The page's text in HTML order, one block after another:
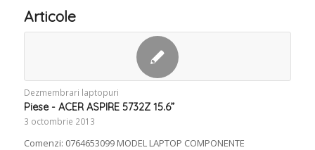
Articole
Dezmembrari laptopuri
Piese - ACER ASPIRE 5732Z 15.6”
3 octombrie 2013
Comenzi: 0764653099 MODEL LAPTOP COMPONENTE